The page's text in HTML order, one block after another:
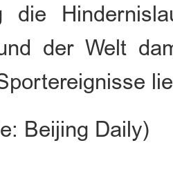
der Welt
Beijing Daily)